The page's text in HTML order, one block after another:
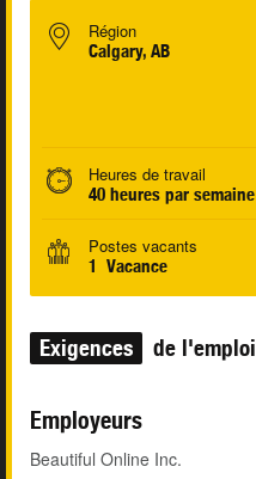
Région
Calgary, AB
Heures de travail
40 heures par semaine
Postes vacants
1 Vacance
Exigences de l'emploi
Employeurs
Beautiful Online Inc.